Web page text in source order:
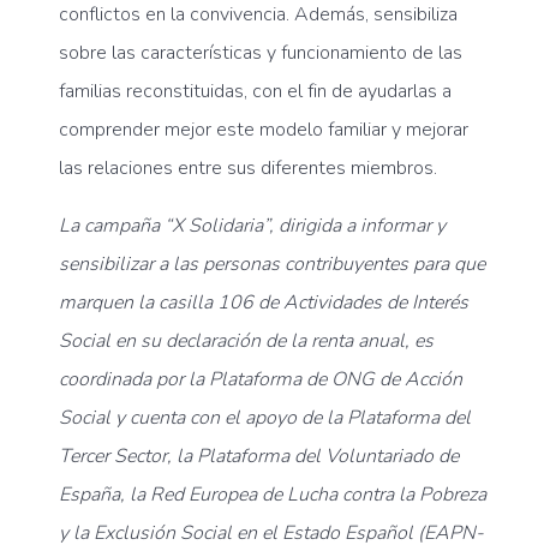
conflictos en la convivencia. Además, sensibiliza
sobre las características y funcionamiento de las
familias reconstituidas, con el fin de ayudarlas a
comprender mejor este modelo familiar y mejorar
las relaciones entre sus diferentes miembros.
La campaña “X Solidaria”, dirigida a informar y
sensibilizar a las personas contribuyentes para que
marquen la casilla 106 de Actividades de Interés
Social en su declaración de la renta anual, es
coordinada por la Plataforma de ONG de Acción
Social y cuenta con el apoyo de la Plataforma del
Tercer Sector, la Plataforma del Voluntariado de
España, la Red Europea de Lucha contra la Pobreza
y la Exclusión Social en el Estado Español (EAPN-